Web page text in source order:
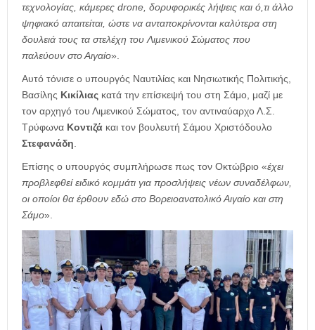
τεχνολογίας, κάμερες drone, δορυφορικές λήψεις και ό,τι άλλο
ψηφιακό απαιτείται, ώστε να ανταποκρίνονται καλύτερα στη
δουλειά τους τα στελέχη του Λιμενικού Σώματος που
παλεύουν στο Αιγαίο».
Αυτό τόνισε ο υπουργός Ναυτιλίας και Νησιωτικής Πολιτικής,
Βασίλης Κικίλιας κατά την επίσκεψή του στη Σάμο, μαζί με
τον αρχηγό του Λιμενικού Σώματος, τον αντιναύαρχο Λ.Σ.
Τρύφωνα Κοντιζά και τον βουλευτή Σάμου Χριστόδουλο
Στεφανάδη.
Επίσης ο υπουργός συμπλήρωσε πως τον Οκτώβριο «έχει
προβλεφθεί ειδικό κομμάτι για προσλήψεις νέων συναδέλφων,
οι οποίοι θα έρθουν εδώ στο Βορειοανατολικό Αιγαίο και στη
Σάμο».